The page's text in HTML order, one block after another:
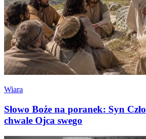
Wiara
Słowo Boże na poranek: Syn
chwale Ojca swego